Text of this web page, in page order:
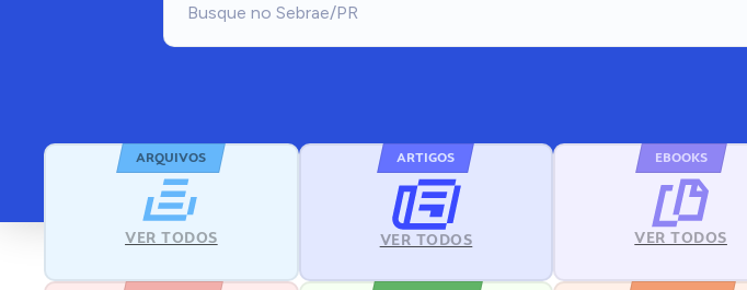
ARQUIVOS
VER TODOS
ARTIGOS
VER TODOS
EBOOKS
VER TODOS